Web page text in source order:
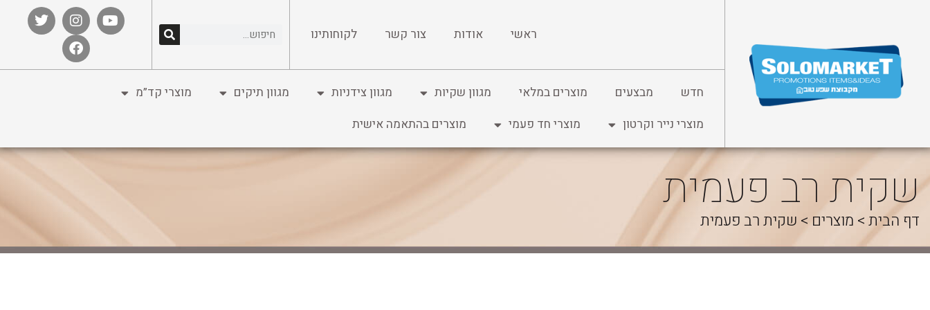
ראשי אודות צור קשר לקוחותינו
חדש מבצעים מוצרים במלאי מגוון שקיות מגוון צידניות מגוון תיקים
מוצרי קד”מ
מוצרי נייר וקרטון
מוצרי חד פעמי מוצרים בהתאמה אישית
שקית רב פעמית
דף הבית> מוצרים > שקית רב פעמית